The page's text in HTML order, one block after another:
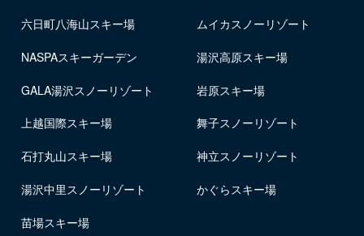
六日町八海山スキー場 ムイカスノーリゾート
NASPAスキーガーデン 湯沢高原スキー場
GALA湯沢スノーリゾート 岩原スキー場
上越国際スキー場 舞子スノーリゾート
石打丸山スキー場 神立スノーリゾート
湯沢中里スノーリゾート かぐらスキー場
苗場スキー場